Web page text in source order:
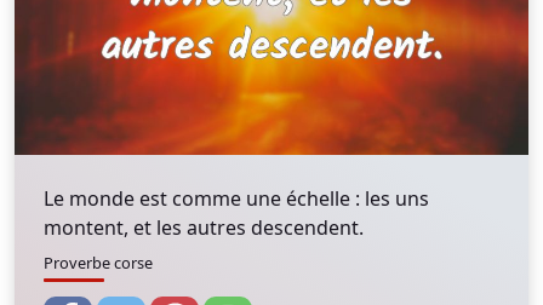
Le monde est comme une échelle : les uns
montent, et les autres descendent.
Proverbe corse